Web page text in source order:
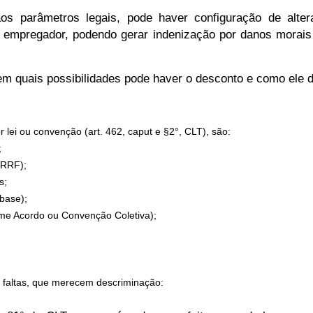
parâmetros legais, pode haver configuração de
podendo gerar indenização por danos
quais possibilidades pode haver o desconto e como ele
lei ou convenção (art. 462, caput e §2°, CLT), são:
Acordo ou Convenção Coletiva);
faltas, que merecem descriminação: